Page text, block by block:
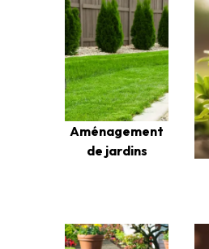
Aménagement
de jardins